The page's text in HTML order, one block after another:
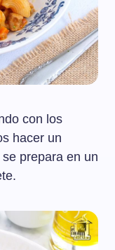
con los
hacer un
prepara en un